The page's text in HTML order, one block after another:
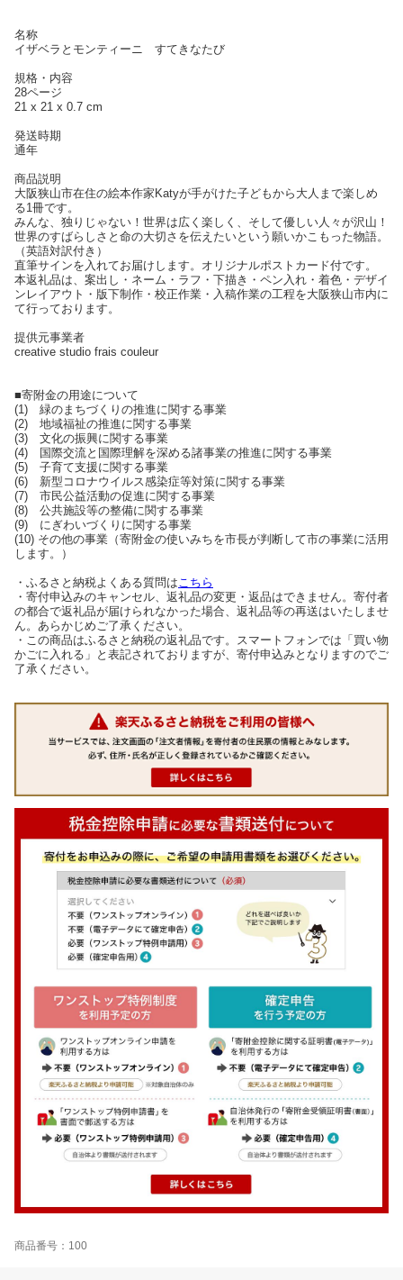
名称
イザベラとモンティーニ すてきなたび
規格・内容
28ページ
21 x 21 x 0.7 cm
発送時期
通年
商品説明
大阪狭山市在住の絵本作家Katyが手がけた子どもから大人まで楽しめ
る1冊です。
みんな、独りじゃない！世界は広く楽しく、そして優しい人々が沢山！
世界のすばらしさと命の大切さを伝えたいという願いかこもった物語。
（英語対訳付き）
直筆サインを入れてお届けします。オリジナルポストカード付です。
本返礼品は、案出し・ネーム・ラフ・下描き・ペン入れ・着色・デザイ
ンレイアウト・版下制作・校正作業・入稿作業の工程を大阪狭山市内に
て行っております。
提供元事業者
creative studio frais couleur
■寄附金の用途について
(1) 緑のまちづくりの推進に関する事業
(2) 地域福祉の推進に関する事業
(3) 文化の振興に関する事業
(4) 国際交流と国際理解を深める諸事業の推進に関する事業
(5) 子育て支援に関する事業
(6) 新型コロナウイルス感染症等対策に関する事業
(7) 市民公益活動の促進に関する事業
(8) 公共施設等の整備に関する事業
(9) にぎわいづくりに関する事業
(10) その他の事業（寄附金の使いみちを市長が判断して市の事業に活用
します。）
・ふるさと納税よくある質問は こちら
・寄付申込みのキャンセル、返礼品の変更・返品はできません。寄付者
の都合で返礼品が届けられなかった場合、返礼品等の再送はいたしませ
ん。あらかじめご了承ください。
・この商品はふるさと納税の返礼品です。スマートフォンでは「買い物
かごに入れる」と表記されておりますが、寄付申込みとなりますのでご
了承ください。
商品番号：100